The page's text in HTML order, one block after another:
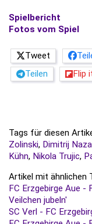
Spielbericht
Fotos vom Spiel
Tweet
Teilen
Flip
Tags für diesen
Zolinski, Dimitrij
Kühn, Nikola Trujic,
Artikel mit ähnlichen
FC Erzgebirge Aue -
Veilchen jubeln'
SC Verl - FC